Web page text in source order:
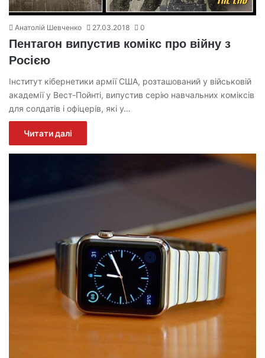
Анатолій Шевченко 27.03.2018 0
Пентагон випустив комікс про війну з
Росією
Інститут кібернетики армії США, розташований у військовій
академії у Вест-Пойнті, випустив серію навчальних коміксів
для солдатів і офіцерів, які у…
Читати далі